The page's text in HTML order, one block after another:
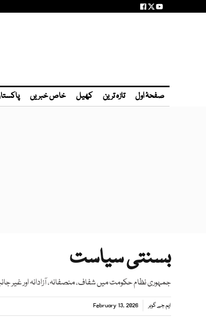
صفحۂ اول تازہ ترین کھیل خاص خبریں
بسنتی سیاست
جمہوری نظام حکومت میں شفاف، منصفانہ، آزادانہ اور غیر
ایم جے گوہر February 13, 2026